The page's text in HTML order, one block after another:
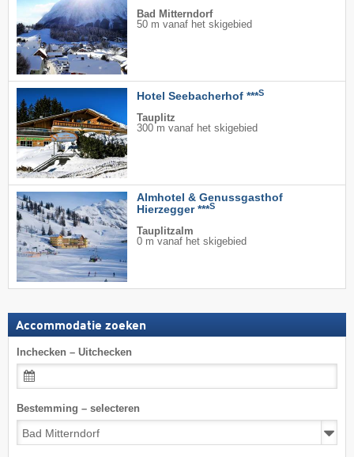
Bad Mitterndorf
50 m vanaf het skigebied
Hotel Seebacherhof ***S
Tauplitz
300 m vanaf het skigebied
Almhotel & Genussgasthof
Hierzegger ***S
Tauplitzalm
0 m vanaf het skigebied
Accommodatie zoeken
Inchecken – Uitchecken
Bestemming – selecteren